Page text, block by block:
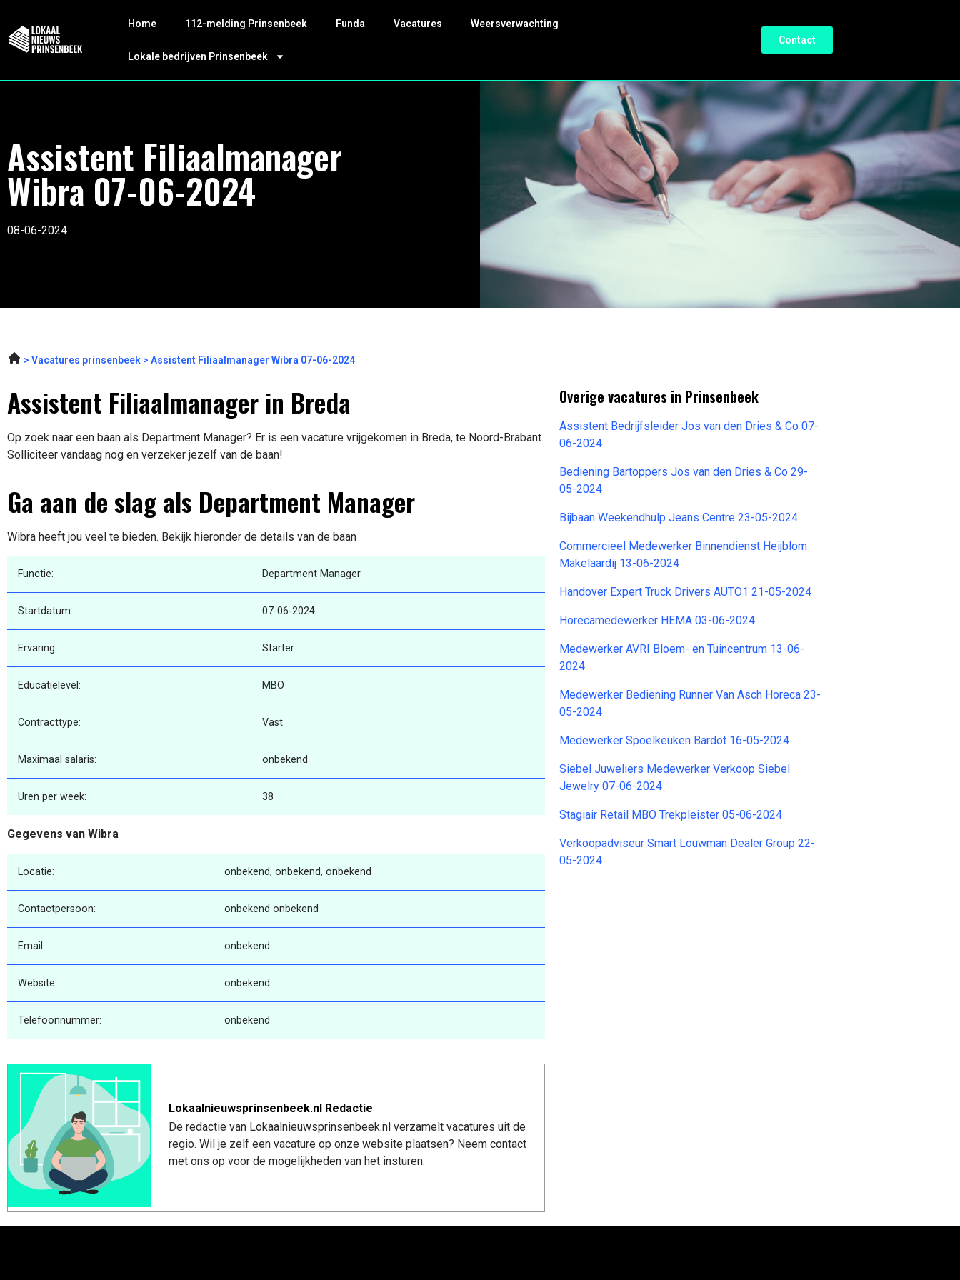
Home 112-melding Prinsenbeek Funda Vacatures Weersverwachting
Lokale bedrijven Prinsenbeek
Contact
Assistent Filiaalmanager
Wibra 07-06-2024
08-06-2024
Vacatures prinsenbeek Assistent Filiaalmanager Wibra 07-06-2024
Assistent Filiaalmanager in Breda
Op zoek naar een baan als Department Manager? Er is een vacature vrijgekomen in Breda, te Noord-Brabant.
Solliciteer vandaag nog en verzeker jezelf van de baan!
Ga aan de slag als Department Manager
Wibra heeft jou veel te bieden. Bekijk hieronder de details van de baan
Functie: Department Manager
Startdatum: 07-06-2024
Ervaring: Starter
Educatielevel: MBO
Contracttype: Vast
Maximaal salaris: onbekend
Uren per week: 38
Gegevens van Wibra
Locatie: onbekend, onbekend, onbekend
Contactpersoon: onbekend onbekend
Email: onbekend
Website: onbekend
Telefoonnummer: onbekend
Lokaalnieuwsprinsenbeek.nl Redactie
De redactie van Lokaalnieuwsprinsenbeek.nl verzamelt vacatures uit de
regio. Wil je zelf een vacature op onze website plaatsen? Neem contact
met ons op voor de mogelijkheden van het insturen.
Overige vacatures in Prinsenbeek
Assistent Bedrijfsleider Jos van den Dries & Co 07-
06-2024
Bediening Bartoppers Jos van den Dries & Co 29-
05-2024
Bijbaan Weekendhulp Jeans Centre 23-05-2024
Commercieel Medewerker Binnendienst Heijblom
Makelaardij 13-06-2024
Handover Expert Truck Drivers AUTO1 21-05-2024
Horecamedewerker HEMA 03-06-2024
Medewerker AVRI Bloem- en Tuincentrum 13-06-
2024
Medewerker Bediening Runner Van Asch Horeca 23-
05-2024
Medewerker Spoelkeuken Bardot 16-05-2024
Siebel Juweliers Medewerker Verkoop Siebel
Jewelry 07-06-2024
Stagiair Retail MBO Trekpleister 05-06-2024
Verkoopadviseur Smart Louwman Dealer Group 22-
05-2024